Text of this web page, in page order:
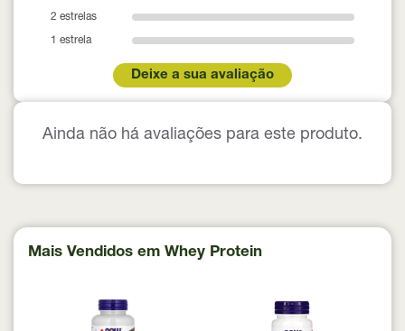
2 estrelas
1 estrela
Deixe a sua avaliação
Ainda não há avaliações para este produto.
Mais Vendidos em Whey Protein